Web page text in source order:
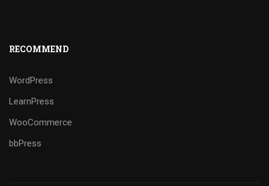
RECOMMEND
WordPress
LearnPress
WooCommerce
bbPress